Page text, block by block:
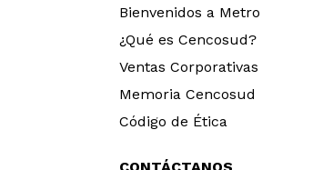
Bienvenidos a Metro
¿Qué es Cencosud?
Ventas Corporativas
Memoria Cencosud
Código de Ética